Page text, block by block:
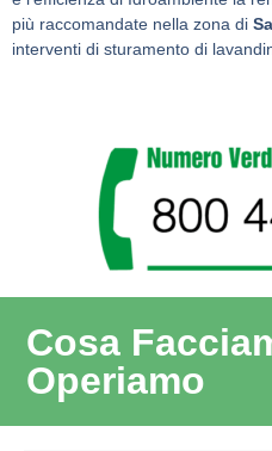
più raccomandate nella zona di
interventi di sturamento di
Cosa
Operiamo